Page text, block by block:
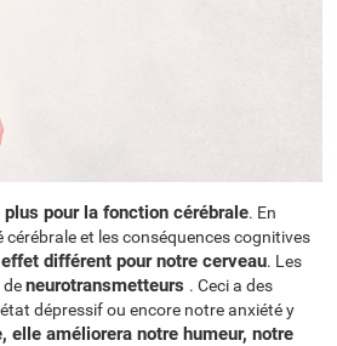
pour la fonction cérébrale. En
et les conséquences cognitives
différent pour notre cerveau. Les
neurotransmetteurs . Ceci a des
dépressif ou encore notre anxiété y
elle améliorera notre humeur, notre